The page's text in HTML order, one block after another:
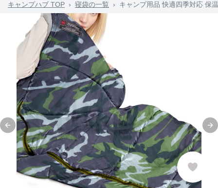
キャンプハブ TOP › 寝袋の一覧 › キャンプ用品 快適四季対応 保
Previous slide